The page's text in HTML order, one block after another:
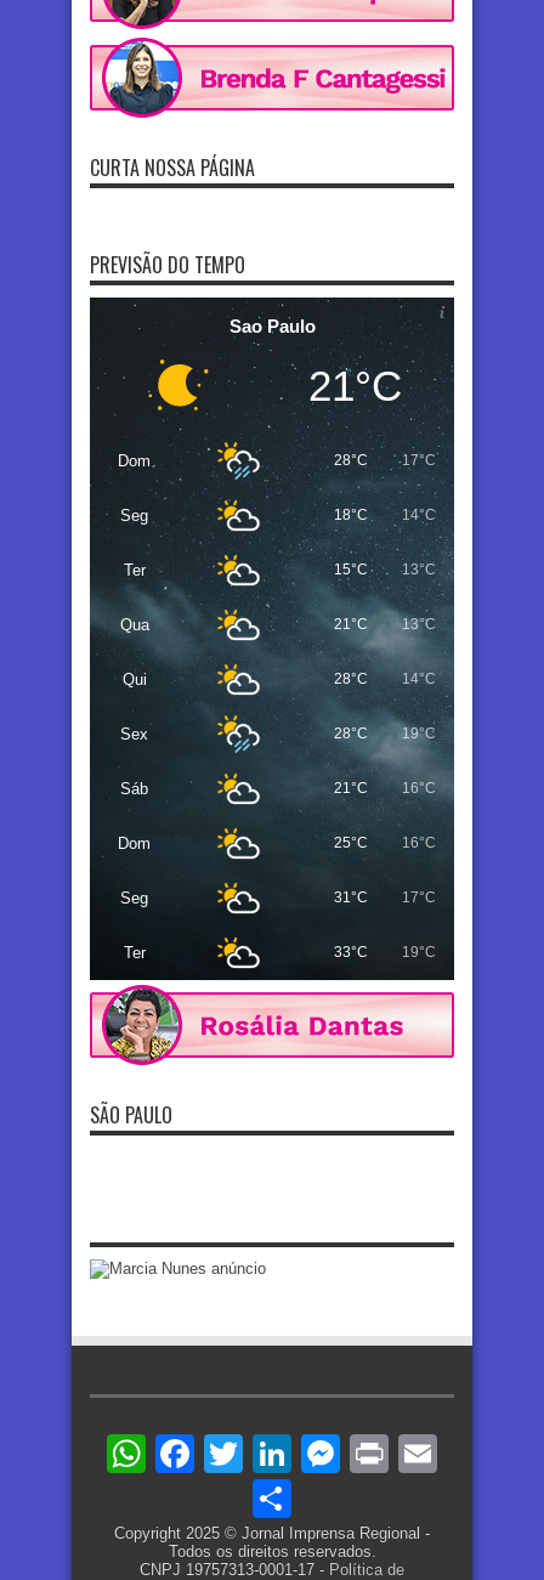
CURTA NOSSA PÁGINA
PREVISÃO DO TEMPO
Sao Paulo
21°C
Dom 28°C 17°C
Seg 18°C 14°C
Ter 15°C 13°C
Qua 21°C 13°C
Qui 28°C 14°C
Sex 28°C 19°C
Sáb 21°C 16°C
Dom 25°C 16°C
Seg 31°C 17°C
Ter 33°C 19°C
SÃO PAULO
WhatsApp
Facebook
TwitterLinkedIn
Messenger
Print
Copyright 2025 © Jornal Imprensa Regional -
Todos os direitos reservados.
CNPJ 19757313-0001-17 - Política de